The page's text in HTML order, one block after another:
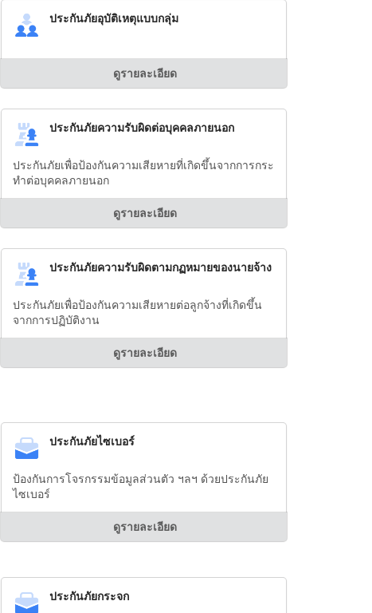
ประกันภัยอุบัติเหตุแบบกลุ่ม
ดูรายละเอียด
ประกันภัยความรับผิดต่อบุคคลภายนอก
ประกันภัยเพื่อป้องกันความเสียหายที่เกิดขึ้นจากการกระ
ทำต่อบุคคลภายนอก
ดูรายละเอียด
ประกันภัยความรับผิดตามกฏหมายของนายจ้าง
ประกันภัยเพื่อป้องกันความเสียหายต่อลูกจ้างที่เกิดขึ้น
จากการปฏิบัติงาน
ดูรายละเอียด
ประกันภัยไซเบอร์
ป้องกันการโจรกรรมข้อมูลส่วนตัว ฯลฯ ด้วยประกันภัย
ไซเบอร์
ดูรายละเอียด
ประกันภัยกระจก